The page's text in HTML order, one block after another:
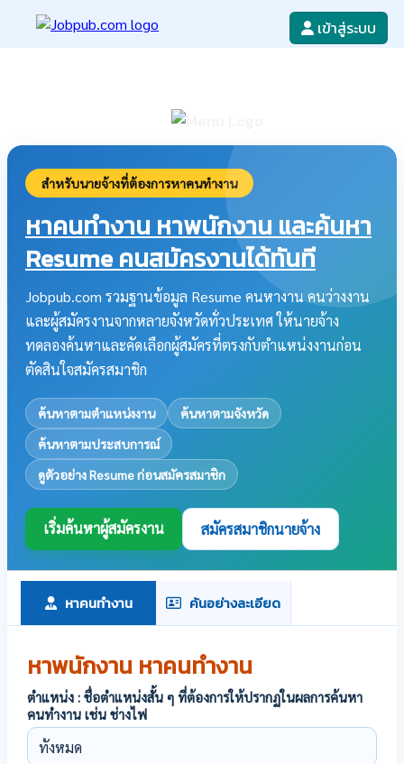
เข้าสู่ระบบ
สำหรับนายจ้างที่ต้องการหาคนทำงาน
หาคนทำงาน หาพนักงาน และค้นหา
Resume คนสมัครงานได้ทันที
Jobpub.com รวมฐานข้อมูล Resume คนหางาน คนว่างงาน
และผู้สมัครงานจากหลายจังหวัดทั่วประเทศ ให้นายจ้าง
ทดลองค้นหาและคัดเลือกผู้สมัครที่ตรงกับตำแหน่งงานก่อน
ตัดสินใจสมัครสมาชิก
ค้นหาตามตำแหน่งงาน
ค้นหาตามจังหวัด
ค้นหาตามประสบการณ์
ดูตัวอย่าง Resume ก่อนสมัครสมาชิก
เริ่มค้นหาผู้สมัครงาน สมัครสมาชิกนายจ้าง
หาคนทำงาน ค้นอย่างละเอียด
หาพนักงาน หาคนทำงาน
ตำแหน่ง : ชื่อตำแหน่งสั้น ๆ ที่ต้องการให้ปรากฏในผลการค้นหา
คนทำงาน เช่น ช่างไฟ